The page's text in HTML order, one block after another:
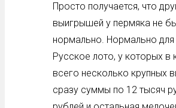
Просто получается, что
выигрышей у пермяка не
нормально. Нормально для
Русское лото, у которых
всего несколько крупных
сразу суммы по 12 тысяч